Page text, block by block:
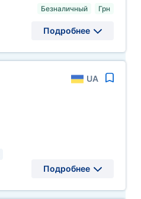
Безналичный Грн
Подробнее
UA
Подробнее